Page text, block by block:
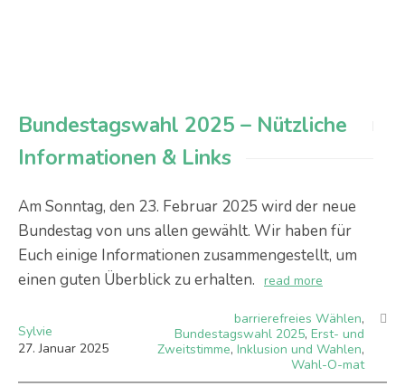
Bundestagswahl 2025 – Nützliche
Informationen & Links
Am Sonntag, den 23. Februar 2025 wird der neue
Bundestag von uns allen gewählt. Wir haben für
Euch einige Informationen zusammengestellt, um
einen guten Überblick zu erhalten. read more
Sylvie
27. Januar 2025
barrierefreies Wählen,
Bundestagswahl 2025, Erst- und
Zweitstimme, Inklusion und Wahlen,
Wahl-O-mat